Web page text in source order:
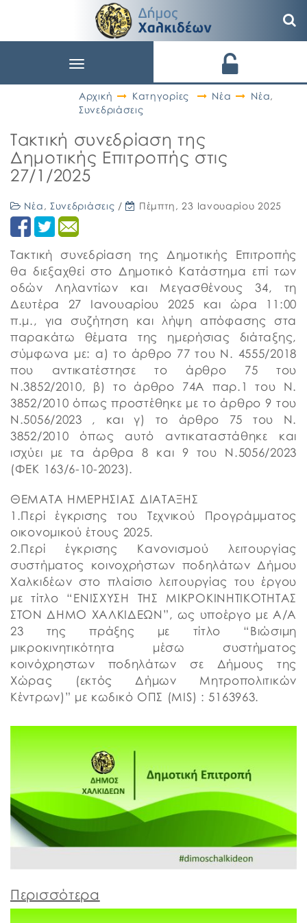
Toggle
Αρχική
Κατηγορίες Νέα Νέα,
Συνεδριάσεις
Τακτική συνεδρίαση της
Δημοτικής Επιτροπής στις
27/1/2025
Νέα , Συνεδριάσεις / Πέμπτη, 23 Ιανουαρίου 2025
Τακτική συνεδρίαση της Δημοτικής Επιτροπής
θα διεξαχθεί στο Δημοτικό Κατάστημα επί των
οδών Ληλαντίων και Μεγασθένους 34, τη
Δευτέρα 27 Ιανουαρίου 2025 και ώρα 11:00
π.μ., για συζήτηση και λήψη απόφασης στα
παρακάτω θέματα της ημερήσιας διάταξης,
σύμφωνα με: α) το άρθρο 77 του Ν. 4555/2018
που αντικατέστησε το άρθρο 75 του
Ν.3852/2010, β) το άρθρο 74Α παρ.1 του Ν.
3852/2010 όπως προστέθηκε με το άρθρο 9 του
Ν.5056/2023 , και γ) το άρθρο 75 του Ν.
3852/2010 όπως αυτό αντικαταστάθηκε και
ισχύει με τα άρθρα 8 και 9 του Ν.5056/2023
(ΦΕΚ 163/6-10-2023).
ΘΕΜΑTA ΗΜΕΡΗΣΙΑΣ ΔΙΑΤΑΞΗΣ
1.Περί έγκρισης του Τεχνικού Προγράμματος
οικονομικού έτους 2025.
2.Περί έγκρισης Κανονισμού λειτουργίας
συστήματος κοινοχρήστων ποδηλάτων Δήμου
Χαλκιδέων στο πλαίσιο λειτουργίας του έργου
με τίτλο “ΕΝΙΣΧΥΣΗ ΤΗΣ ΜΙΚΡΟΚΙΝΗΤΙΚΟΤΗΤΑΣ
ΣΤΟΝ ΔΗΜΟ ΧΑΛΚΙΔΕΩΝ”, ως υποέργο με Α/Α
23 της πράξης με τίτλο “Βιώσιμη
μικροκινητικότητα μέσω συστήματος
κοινόχρηστων ποδηλάτων σε Δήμους της
Χώρας (εκτός Δήμων Μητροπολιτικών
Κέντρων)” με κωδικό ΟΠΣ (MIS) : 5163963.
Περισσότερα